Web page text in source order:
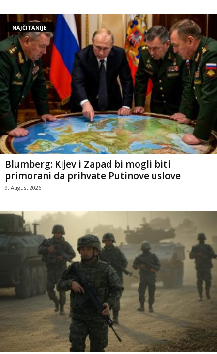
NAJČITANIJE
Blumberg: Kijev i Zapad bi mogli biti
primorani da prihvate Putinove uslove
9. August 2026.